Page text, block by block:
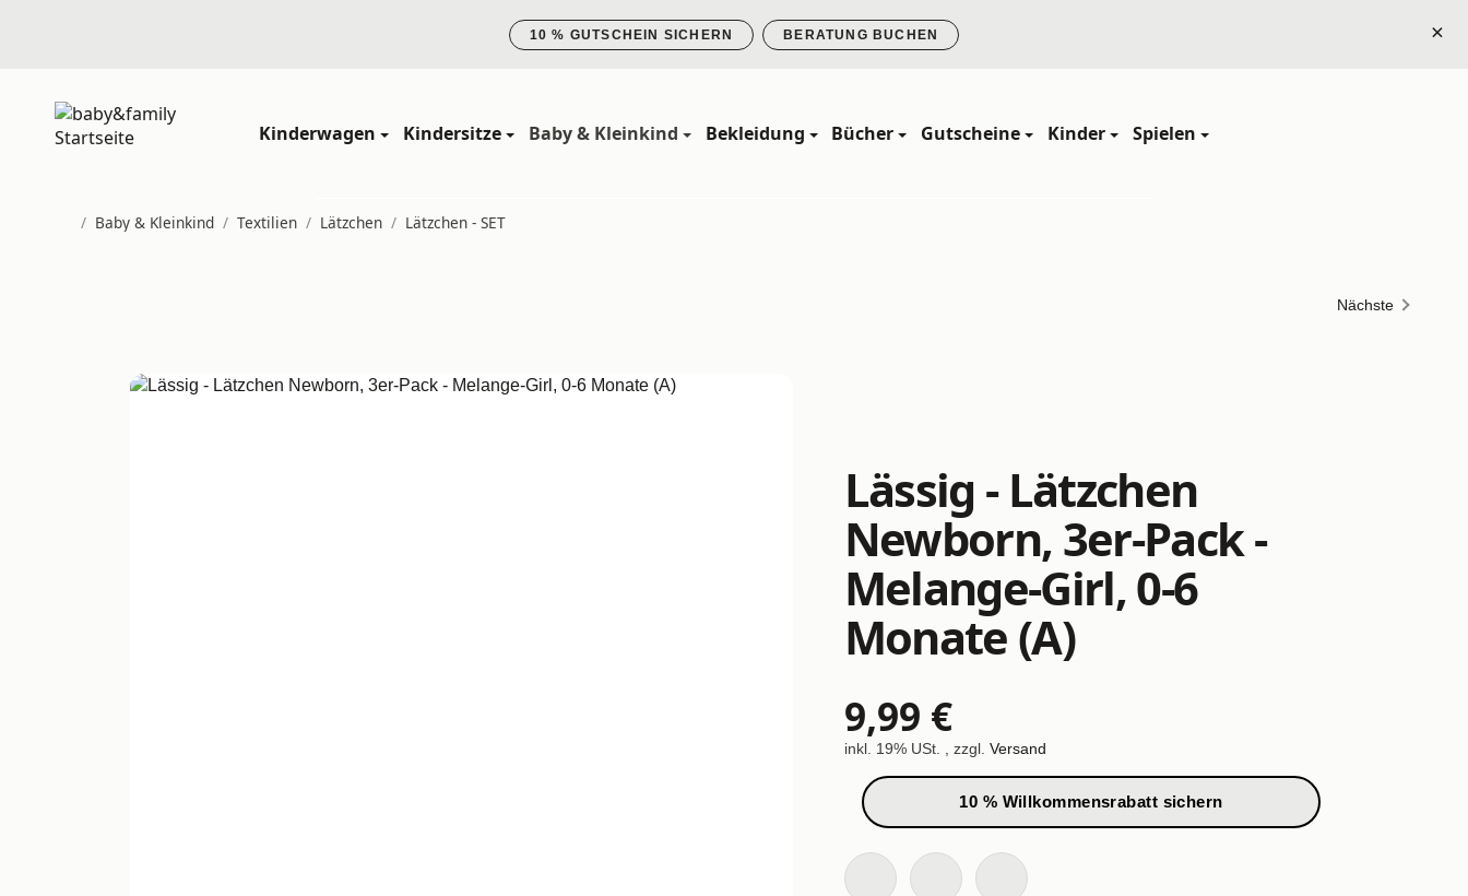
10 % GUTSCHEIN SICHERN BERATUNG BUCHEN ×
Kinderwagen Kindersitze Baby & Kleinkind Bekleidung Bücher Gutscheine Kinder Spielen
/ Baby & Kleinkind / Textilien / Lätzchen / Lätzchen - SET
Nächste
Lässig - Lätzchen
Newborn, 3er-Pack -
Melange-Girl, 0-6
Monate (A)
9,99 €
inkl. 19% USt. , zzgl. Versand
10 % Willkommensrabatt sichern